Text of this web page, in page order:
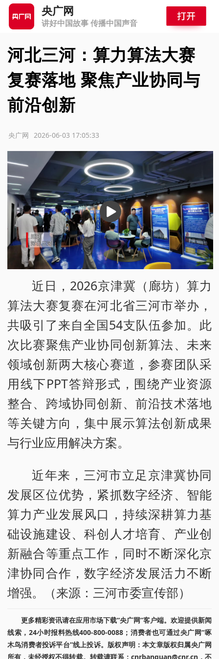
央广网
讲好中国故事 传播中国声音
河北三河：算力算法大赛
复赛落地 聚焦产业协同与
前沿创新
2026-06-03 17:05:33
央广网
播
放
近日，2026京津冀（廊坊）算力
算法大赛复赛在河北省三河市举办，
共吸引了来自全国54支队伍参加。此
次比赛聚焦产业协同创新算法、未来
领域创新两大核心赛道，参赛团队采
用线下PPT答辩形式，围绕产业资源
整合、跨域协同创新、前沿技术落地
等关键方向，集中展示算法创新成果
与行业应用解决方案。
近年来，三河市立足京津冀协同
发展区位优势，紧抓数字经济、智能
算力产业发展风口，持续深耕算力基
础设施建设、科创人才培育、产业创
新融合等重点工作，同时不断深化京
津协同合作，数字经济发展活力不断
增强。（来源：三河市委宣传部）
更多精彩资讯请在应用市场下载“央广网”客户端。欢迎提供新闻
线索，24小时报料热线400-800-0088；消费者也可通过央广网“啄
木鸟消费者投诉平台”线上投诉。版权声明：本文章版权归属央广网
所有，未经授权不得转载。转载请联系：cnrbanquan@cnr.cn，不